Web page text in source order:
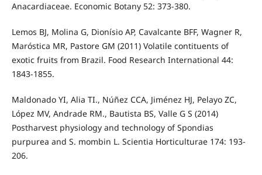
Anacardiaceae. Economic Botany 52: 373-380.
Lemos BJ, Molina G, Dionísio AP, Cavalcante BFF, Wagner R,
Maróstica MR, Pastore GM (2011) Volatile contituents of
exotic fruits from Brazil. Food Research International 44:
1843-1855.
Maldonado YI, Alia TI., Núñez CCA, Jiménez HJ, Pelayo ZC,
López MV, Andrade RM., Bautista BS, Valle G S (2014)
Postharvest physiology and technology of Spondias
purpurea and S. mombin L. Scientia Horticulturae 174: 193-
206.